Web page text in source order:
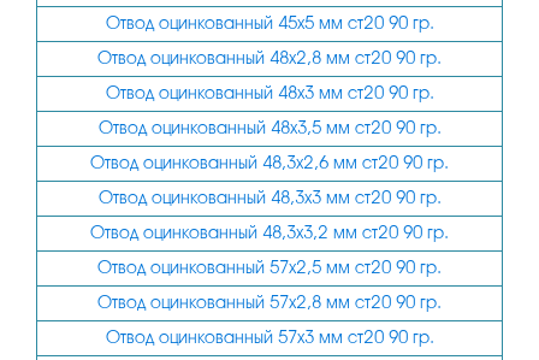
Отвод оцинкованный 45х5 мм ст20 90 гр.
Отвод оцинкованный 48х2,8 мм ст20 90 гр.
Отвод оцинкованный 48х3 мм ст20 90 гр.
Отвод оцинкованный 48х3,5 мм ст20 90 гр.
Отвод оцинкованный 48,3х2,6 мм ст20 90 гр.
Отвод оцинкованный 48,3х3 мм ст20 90 гр.
Отвод оцинкованный 48,3х3,2 мм ст20 90 гр.
Отвод оцинкованный 57х2,5 мм ст20 90 гр.
Отвод оцинкованный 57х2,8 мм ст20 90 гр.
Отвод оцинкованный 57х3 мм ст20 90 гр.